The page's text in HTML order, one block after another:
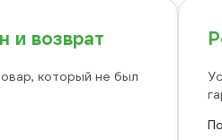
и возврат
который не был